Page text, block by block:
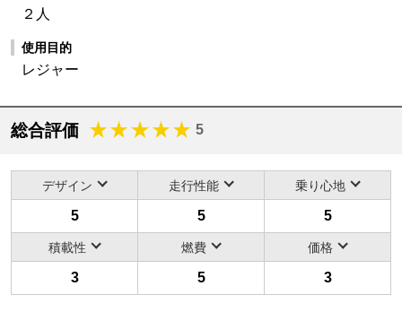
２人
使用目的
レジャー
総合評価 5
デザイン 走行性能 乗り心地
5 5 5
積載性 燃費 価格
3 5 3